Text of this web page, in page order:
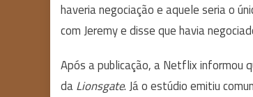
haveria negociação e aquele seria o
com Jeremy e disse que havia
Após a publicação, a Netflix informou
daLionsgate. Já o estúdio emitiu